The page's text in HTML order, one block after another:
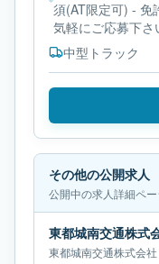
須(AT限定可) - 免
気軽にご応募下さ
中型トラック
その他の公開求人
公開中の求人詳細ペー
東都城南交通株式会社